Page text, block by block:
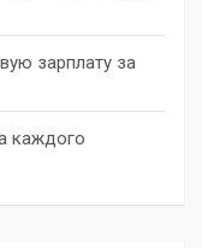
зарплату за
каждого